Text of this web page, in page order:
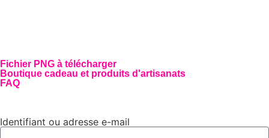
Fichier PNG à télécharger
Boutique cadeau et produits d'artisanats
FAQ
Identifiant ou adresse e-mail